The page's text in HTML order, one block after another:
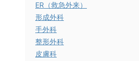
ER（救急外来）
形成外科
手外科
整形外科
皮膚科